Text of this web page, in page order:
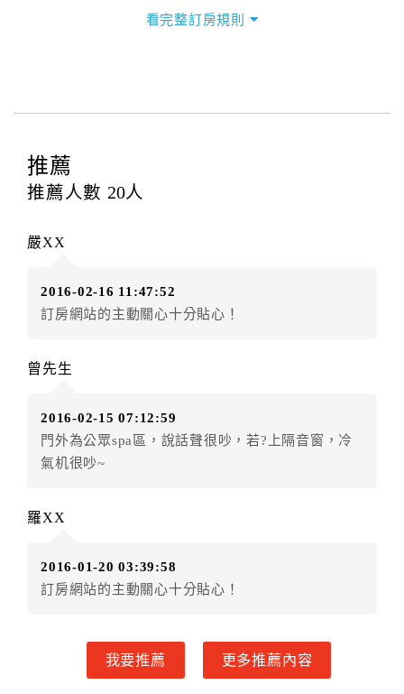
四、訂單異動
提出申辦不得異動訂單。
每筆訂單異動限定
辦理取消退款。
房者應補足差額。（限原訂飯店）
房者不得要求退其差額。（限原訂飯店）
額3個月
．訂房者使用「保留住宿金額」時，請注意！為避免飯
店客滿，敬請及早計畫，如逾時未提出申辦，視同無條
件放棄訂單（住宿權益）。 （限原訂飯店使用）
得辦理取消退款。
．訂單異動後，訂單費用總計小於原訂單費用總計時，
訂房者因故取消訂單辦理退款，依下列標準申辦：
◎住房日7天前辦理者，訂單費用扣除總計0%為手續費
看完整訂房規則
推薦
推薦人數 20人
嚴XX
2016-02-16 11:47:52
訂房網站的主動關心十分貼心！
曾先生
2016-02-15 07:12:59
門外為公眾spa區，說話聲很吵，若?上隔音窗，冷
氣机很吵~
羅XX
2016-01-20 03:39:58
訂房網站的主動關心十分貼心！
我要推薦 更多推薦內容